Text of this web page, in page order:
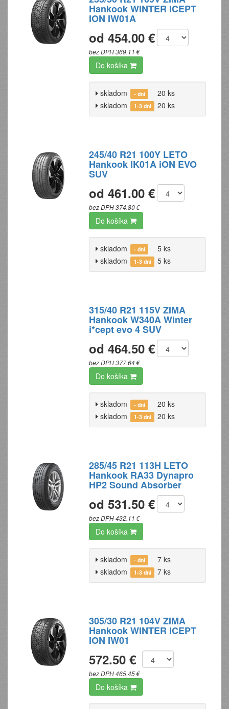
Hankook WINTER ICEPT
ION IW01A
od 454.00 €
bez DPH 369.11 €
Do košíka
skladom - dní
20 ks
skladom
1-3 dni 20 ks
245/40 R21 100Y LETO
Hankook IK01A iON EVO
SUV
od 461.00 €
bez DPH 374.80 €
Do košíka
skladom - dní
5 ks
skladom
1-3 dni 5 ks
315/40 R21 115V ZIMA
Hankook W340A Winter
i*cept evo 4 SUV
od 464.50 €
bez DPH 377.64 €
Do košíka
skladom - dní
20 ks
skladom
1-3 dni 20 ks
285/45 R21 113H LETO
Hankook RA33 Dynapro
HP2 Sound Absorber
od 531.50 €
bez DPH 432.11 €
Do košíka
skladom - dní
7 ks
skladom
1-3 dni 7 ks
305/30 R21 104V ZIMA
Hankook WINTER ICEPT
ION IW01
572.50 €
bez DPH 465.45 €
Do košíka